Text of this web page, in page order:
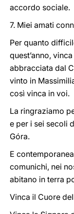
accordo sociale.
7. Miei amati
Per quanto
quest’anno,
abbracciata dal
vinto in
così vinca in voi.
La ringraziamo
e per i sei secoli
Góra.
E
comunichi, nei
abitano in terra
Vinca il Cuore